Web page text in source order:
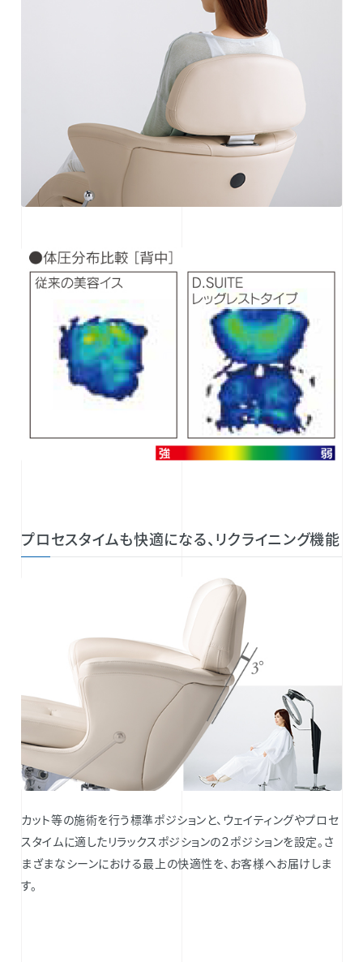
プロセスタイムも快適になる、リクライニング機能
カット等の施術を行う標準ポジションと、ウェイティングやプロセ
スタイムに適したリラックスポジションの２ポジションを設定。さ
まざまなシーンにおける最上の快適性を、お客様へお届けしま
す。